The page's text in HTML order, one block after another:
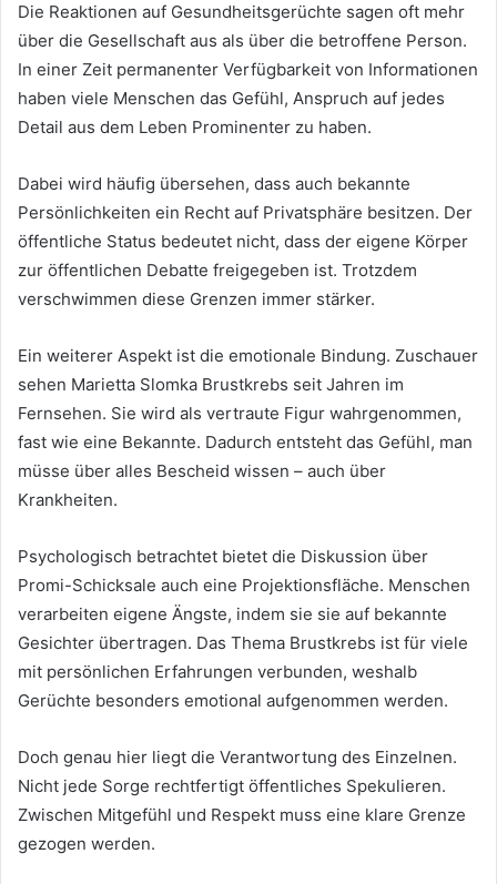
Die Reaktionen auf Gesundheitsgerüchte sagen oft mehr
über die Gesellschaft aus als über die betroffene Person.
In einer Zeit permanenter Verfügbarkeit von Informationen
haben viele Menschen das Gefühl, Anspruch auf jedes
Detail aus dem Leben Prominenter zu haben.
Dabei wird häufig übersehen, dass auch bekannte
Persönlichkeiten ein Recht auf Privatsphäre besitzen. Der
öffentliche Status bedeutet nicht, dass der eigene Körper
zur öffentlichen Debatte freigegeben ist. Trotzdem
verschwimmen diese Grenzen immer stärker.
Ein weiterer Aspekt ist die emotionale Bindung. Zuschauer
sehen Marietta Slomka Brustkrebs seit Jahren im
Fernsehen. Sie wird als vertraute Figur wahrgenommen,
fast wie eine Bekannte. Dadurch entsteht das Gefühl, man
müsse über alles Bescheid wissen – auch über
Krankheiten.
Psychologisch betrachtet bietet die Diskussion über
Promi-Schicksale auch eine Projektionsfläche. Menschen
verarbeiten eigene Ängste, indem sie sie auf bekannte
Gesichter übertragen. Das Thema Brustkrebs ist für viele
mit persönlichen Erfahrungen verbunden, weshalb
Gerüchte besonders emotional aufgenommen werden.
Doch genau hier liegt die Verantwortung des Einzelnen.
Nicht jede Sorge rechtfertigt öffentliches Spekulieren.
Zwischen Mitgefühl und Respekt muss eine klare Grenze
gezogen werden.